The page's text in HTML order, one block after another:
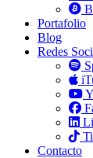
Portafolio
Blog
Redes
Contacto